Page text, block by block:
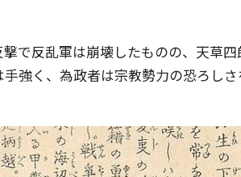
で反乱軍は崩壊したものの、天草
強く、為政者は宗教勢力の恐ろし